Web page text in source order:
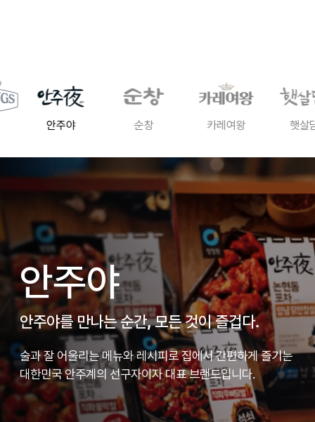
안주야 순창 카레여왕 햇살
안주야
안주야를 만나는 순간, 모든 것이 즐겁다.
술과 잘 어울리는 메뉴와 레시피로 집에서 간편하게 즐기는
대한민국 안주계의 선구자이자 대표 브랜드입니다.